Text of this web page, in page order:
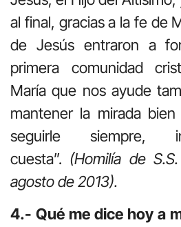
al final, gracias a la fe de
de Jesús entraron a
primera comunidad
María que nos ayude
mantener la mirada
seguirle siempre,
cuesta”. (Homilía de
agosto de 2013).
4.- Qué me dice hoy a